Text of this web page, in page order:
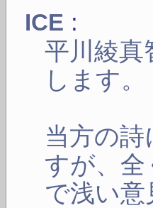
ICE :
平川綾真
します。
当方の
すが、
で浅い